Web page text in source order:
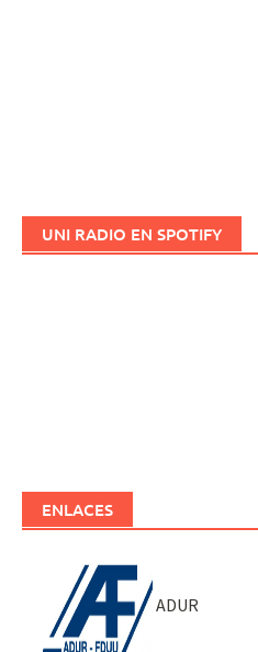
UNI RADIO EN SPOTIFY
ENLACES
ADUR